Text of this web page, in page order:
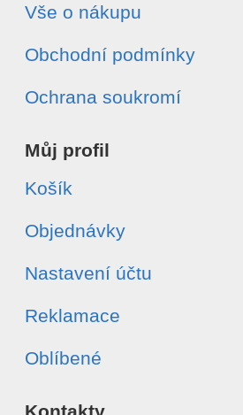
Vše o nákupu
Obchodní podmínky
Ochrana soukromí
Můj profil
Košík
Objednávky
Nastavení účtu
Reklamace
Oblíbené